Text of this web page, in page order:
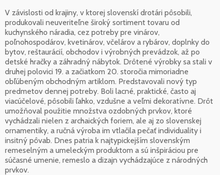
V závislosti od krajiny, v ktorej slovenskí drotári pôsobili,
produkovali neuveriteľne široký sortiment tovaru od
kuchynského náradia, cez potreby pre vinárov,
poľnohospodárov, kvetinárov, včelárov a rybárov, doplnky do
bytov, reštaurácií, obchodov i výrobných prevádzok, až po
detské hračky a záhradný nábytok. Drôtené výrobky sa stali v
druhej polovici 19. a začiatkom 20. storočia mimoriadne
obľúbeným obchodným artiklom. Predstavovali nový typ
predmetov dennej potreby. Boli lacné, praktické, často aj
viacúčelové, pôsobili ľahko, vzdušne a veľmi dekoratívne. Drôt
umožňoval použitie množstva ozdobných prvkov, ktoré
vychádzali nielen z archaických foriem, ale aj zo slovenskej
ornamentiky, a ručná výroba im vtlačila pečať individuality i
insitný pôvab. Dnes patria k najtypickejším slovenským
remeselným a umeleckým produktom a sú inšpiráciou pre
súčasné umenie, remeslo a dizajn vychádzajúce z národných
prvkov.